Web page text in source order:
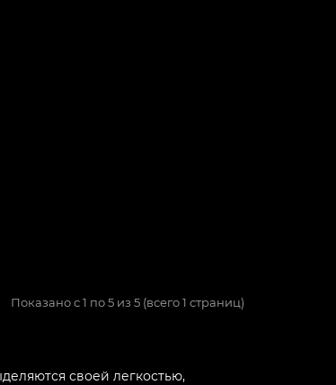
Показано с 1 по 5 из 5 (всего 1 страниц)
своей легкостью,